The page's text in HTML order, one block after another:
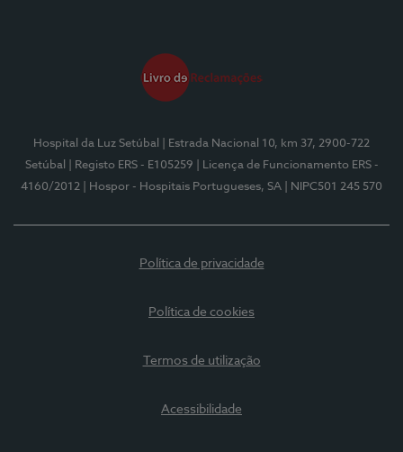
Hospital da Luz Setúbal
| Estrada Nacional 10, km 37, 2900-722
Setúbal
| Registo ERS - E105259
| Licença de Funcionamento ERS -
4160/2012
| Hospor - Hospitais Portugueses, SA | NIPC501 245 570
Política de privacidade
Política de cookies
Termos de utilização
Acessibilidade